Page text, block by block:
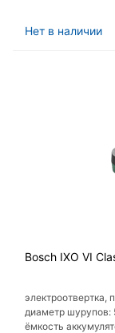
Нет в наличии
Bosch IXO VI
электроотвертка,
диаметр шурупов:
ёмкость